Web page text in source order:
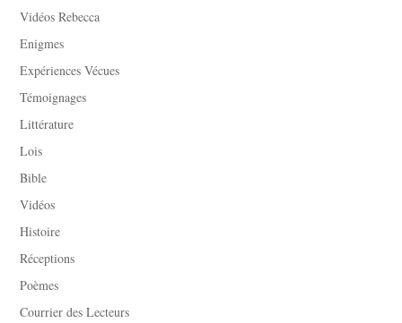
Vidéos Rebecca
Enigmes
Expériences Vécues
Témoignages
Littérature
Lois
Bible
Vidéos
Histoire
Réceptions
Poèmes
Courrier des Lecteurs